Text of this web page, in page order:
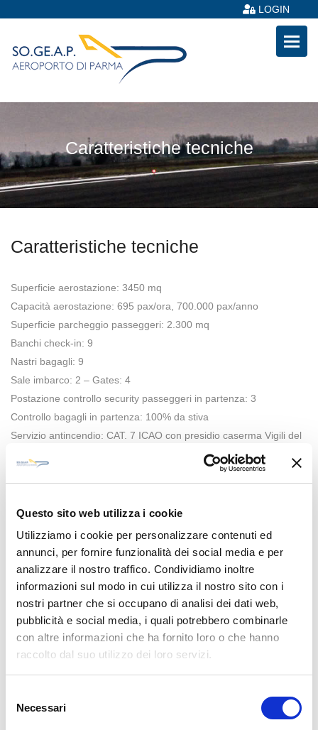
Questo sito web utilizza i cookie
Utilizziamo i cookie per personalizzare contenuti ed
annunci, per fornire funzionalità dei social media e per
analizzare il nostro traffico. Condividiamo inoltre
informazioni sul modo in cui utilizza il nostro sito con i
nostri partner che si occupano di analisi dei dati web,
pubblicità e social media, i quali potrebbero combinarle
con altre informazioni che ha fornito loro o che hanno
raccolto dal suo utilizzo dei loro servizi.
delNecessari
LOGIN
Caratteristiche tecniche
Caratteristiche tecniche
Superficie aerostazione: 3450 mq
Capacità aerostazione: 695 pax/ora, 700.000 pax/anno
Superficie parcheggio passeggeri: 2.300 mq
Banchi check-in: 9
Nastri bagagli: 9
Sale imbarco: 2 – Gates: 4
Postazione controllo security passeggeri in partenza: 3
Controllo bagagli in partenza: 100% da stiva
Servizio antincendio: CAT. 7 ICAO con presidio caserma Vigili del
Tavole AIP
Le tavole A.I.P. contengono:
Dati amministrativi e geografici dell’aeroporto, orario di
servizio, servizi di supporto ed attrezzature
Servizi per i passeggeri, servizi antincendio e di soccorso,
disponibilità stagionale e sistemi di pulitura piste, dati relativi
ai piazzali, alle vie di rullaggio ed alle piazzole prova, guida ai
Area di atterraggio elicotteri, spazio aereo ATS, servizi di